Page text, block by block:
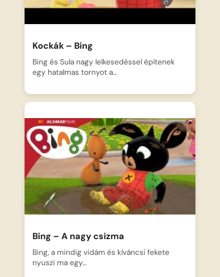
Kockák – Bing
Bing és Sula nagy lelkesedéssel építenek
egy hatalmas tornyot a…
Bing – A nagy csizma
Bing, a mindig vidám és kíváncsi fekete
nyuszi ma egy…